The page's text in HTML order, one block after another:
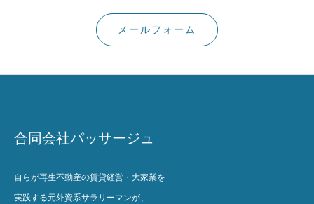
メールフォーム
合同会社パッサージュ
自らが再生不動産の賃貸経営・大家業を
実践する元外資系サラリーマンが、